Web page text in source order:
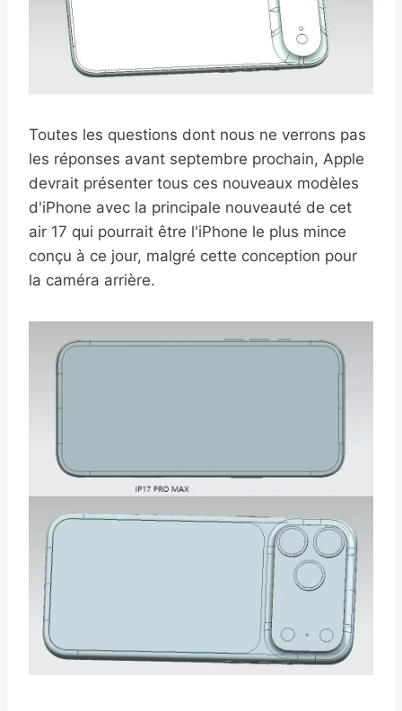
Toutes les questions dont nous ne verrons pas
les réponses avant septembre prochain, Apple
devrait présenter tous ces nouveaux modèles
d'iPhone avec la principale nouveauté de cet
air 17 qui pourrait être l'iPhone le plus mince
conçu à ce jour, malgré cette conception pour
la caméra arrière.